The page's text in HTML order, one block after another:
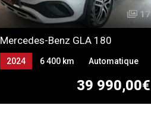
17
Mercedes-Benz GLA 180
39 990,00€
2024 6 400 km
Automatique